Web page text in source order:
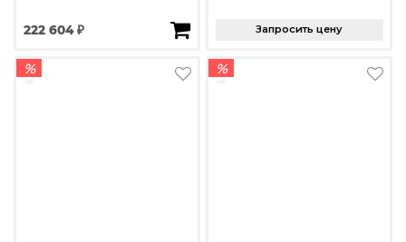
222 604 ₽ Запросить цену
% %